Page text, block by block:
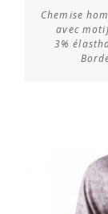
Chemise
avec
3%